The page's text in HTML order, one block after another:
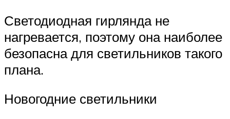
Светодиодная гирлянда не
нагревается, поэтому она наиболее
безопасна для светильников такого
плана.
Новогодние светильники